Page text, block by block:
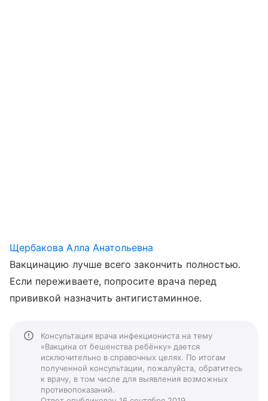
Щербакова Алла Анатольевна
Вакцинацию лучше всего закончить полностью.
Если переживаете, попросите врача перед
прививкой назначить антигистаминное.
Консультация врача инфекциониста на тему
«Вакцина от бешенства ребёнку» дается
исключительно в справочных целях. По итогам
полученной консультации, пожалуйста, обратитесь
к врачу, в том числе для выявления возможных
противопоказаний.